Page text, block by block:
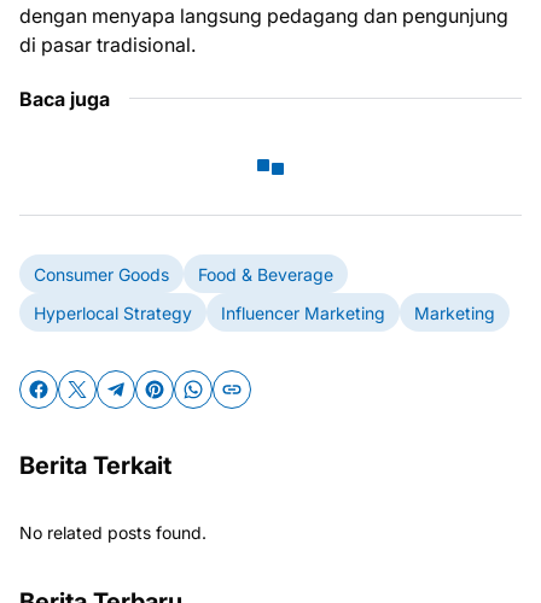
dengan menyapa langsung pedagang dan pengunjung
di pasar tradisional.
Baca juga
Consumer Goods
Food & Beverage
Hyperlocal Strategy
Influencer Marketing Marketing
Berita Terkait
No related posts found.